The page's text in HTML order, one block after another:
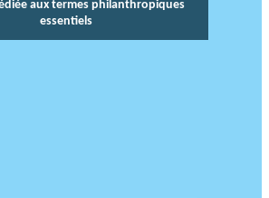
aux termes philanthropiques
essentiels